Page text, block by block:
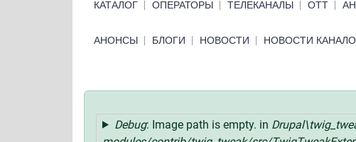
КАТАЛОГ ОПЕРАТОРЫ ТЕЛЕКАНАЛЫ ОТТ
Primary links bottom
АНОНСЫ БЛОГИ НОВОСТИ НОВОСТИ
Статус
Debug: Image path is empty. in